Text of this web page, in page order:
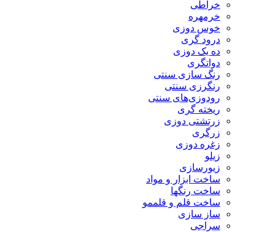
خراطی
خرمهره
خوس دوزی
درود گری
ده یک دوزی
دواتگری
رنگ سازی سنتی
رنگرزی سنتی
رودوزی‌های سنتی
ریخته گری
زرتشتی دوزی
زرگری
زغره دوزی
زیلو
زیورسازی
ساخت ابزار و مواد
ساخت رنگها
ساخت قلم و قلممو
ساز سازی
سراجی